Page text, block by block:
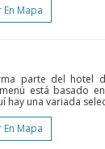
Mapa
parte del hotel
está basado
hay una variada
Mapa